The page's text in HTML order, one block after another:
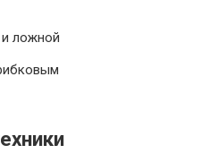
и ложной